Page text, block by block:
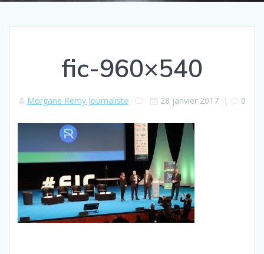
fic-960×540
Morgane Remy Journaliste 28 janvier 2017| 0